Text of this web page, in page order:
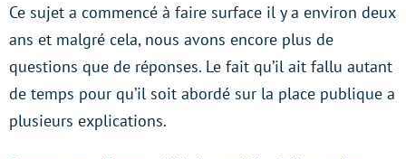
Ce sujet a commencé à faire surface il y a environ deux
ans et malgré cela, nous avons encore plus de
questions que de réponses. Le fait qu’il ait fallu autant
de temps pour qu’il soit abordé sur la place publique a
plusieurs explications.